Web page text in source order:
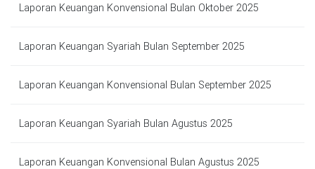
Laporan Keuangan Konvensional Bulan Oktober 2025
Laporan Keuangan Syariah Bulan September 2025
Laporan Keuangan Konvensional Bulan September 2025
Laporan Keuangan Syariah Bulan Agustus 2025
Laporan Keuangan Konvensional Bulan Agustus 2025